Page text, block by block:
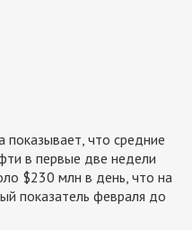
показывает, что средние
в первые две недели
$230 млн в день, что на
показатель февраля до